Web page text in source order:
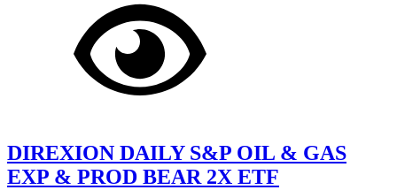
DIREXION DAILY S&P OIL & GAS
EXP & PROD BEAR 2X ETF